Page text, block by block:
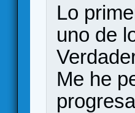
Lo
uno de
Me he